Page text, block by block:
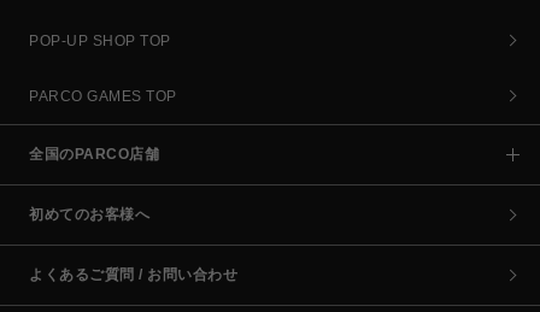
POP-UP SHOP TOP
PARCO GAMES TOP
全国のPARCO店舗
初めてのお客様へ
よくあるご質問 / お問い合わせ